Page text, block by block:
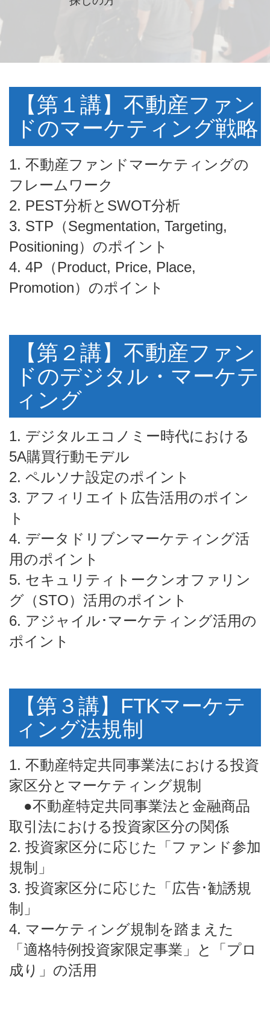
【第１講】不動産ファン
ドのマーケティング戦略
1. 不動産ファンドマーケティングの
フレームワーク
2. PEST分析とSWOT分析
3. STP（Segmentation, Targeting,
Positioning）のポイント
4. 4P（Product, Price, Place,
Promotion）のポイント
【第２講】不動産ファン
ドのデジタル・マーケテ
ィング
1. デジタルエコノミー時代における
5A購買行動モデル
2. ペルソナ設定のポイント
3. アフィリエイト広告活用のポイン
ト
4. データドリブンマーケティング活
用のポイント
5. セキュリティトークンオファリン
グ（STO）活用のポイント
6. アジャイル･マーケティング活用の
ポイント
【第３講】FTKマーケテ
ィング法規制
1. 不動産特定共同事業法における投資
家区分とマーケティング規制
●不動産特定共同事業法と金融商品
取引法における投資家区分の関係
2. 投資家区分に応じた「ファンド参加
規制」
3. 投資家区分に応じた「広告･勧誘規
制」
4. マーケティング規制を踏まえた
「適格特例投資家限定事業」と「プロ
成り」の活用